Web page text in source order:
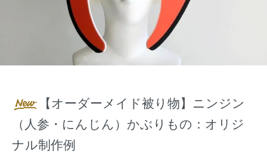
【オーダーメイド被り物】ニンジン
（人参・にんじん）かぶりもの：オリジ
ナル制作例